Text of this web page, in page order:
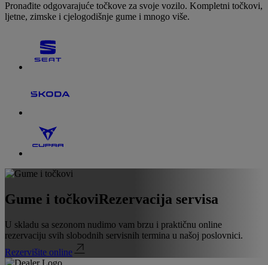
Pronađite odgovarajuće točkove za svoje vozilo. Kompletni točkovi,
ljetne, zimske i cjelogodišnje gume i mnogo više.
Gume i točkoviRezervacija servisa
U skladu sa sezonom nudimo vam brzu i praktičnu online
rezervaciju svih slobodnih servisnih termina u našoj poslovnici.
Rezervišite online